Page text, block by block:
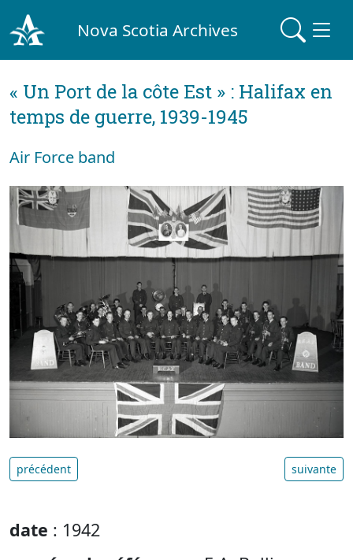
Nova Scotia Archives
« Un Port de la côte Est » : Halifax en
temps de guerre, 1939-1945
Air Force band
précédent suivante
date : 1942